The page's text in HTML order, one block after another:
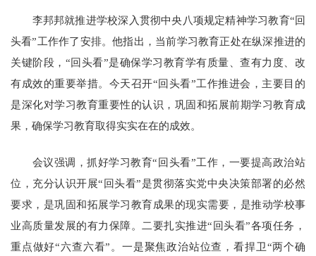
李邦邦就推进学校深入贯彻中央八项规定精神学习教育“回
头看”工作作了安排。他指出，当前学习教育正处在纵深推进的
关键阶段，“回头看”是确保学习教育学有质量、查有力度、改
有成效的重要举措。今天召开“回头看”工作推进会，主要目的
是深化对学习教育重要性的认识，巩固和拓展前期学习教育成
果，确保学习教育取得实实在在的成效。
会议强调，抓好学习教育“回头看”工作，一要提高政治站
位，充分认识开展“回头看”是贯彻落实党中央决策部署的必然
要求，是巩固和拓展学习教育成果的现实需要，是推动学校事
业高质量发展的有力保障。二要扎实推进“回头看”各项任务，
重点做好“六查六看”。一是聚焦政治站位查，看捍卫“两个确